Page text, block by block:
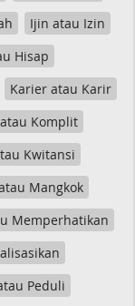
Ijin atau Izin
Hisap
Karier atau Karir
Komplit
Kwitansi
Mangkok
Memperhatikan
Peduli